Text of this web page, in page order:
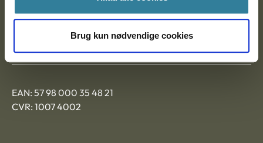
Brug kun nødvendige cookies
Ankestyrelsen Aalborg
EAN: 57 98 000 35 48 21
CVR: 1007 4002